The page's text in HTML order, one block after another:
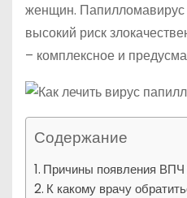
женщин. Папилломавирус
высокий риск
– комплексное и
Содержание
Причины появления
К какому врачу